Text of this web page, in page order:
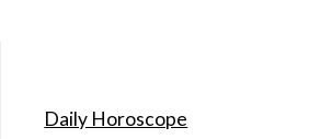
Daily Horoscope